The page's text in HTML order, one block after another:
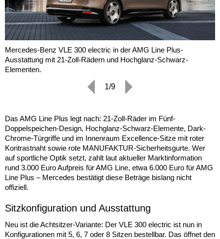
Mercedes-Benz VLE 300 electric in der AMG Line Plus-
Ausstattung mit 21-Zoll-Rädern und Hochglanz-Schwarz-
Elementen.
1/9
Das AMG Line Plus legt nach: 21-Zoll-Räder im Fünf-
Doppelspeichen-Design, Hochglanz-Schwarz-Elemente, Dark-
Chrome-Türgriffe und im Innenraum Excellence-Sitze mit roter
Kontrastnaht sowie rote MANUFAKTUR-Sicherheitsgurte. Wer
auf sportliche Optik setzt, zahlt laut aktueller Marktinformation
rund 3.000 Euro Aufpreis für AMG Line, etwa 6.000 Euro für AMG
Line Plus – Mercedes bestätigt diese Beträge bislang nicht
offiziell.
Sitzkonfiguration und Ausstattung
Neu ist die Achtsitzer-Variante: Der VLE 300 electric ist nun in
Konfigurationen mit 5, 6, 7 oder 8 Sitzen bestellbar. Das öffnet den